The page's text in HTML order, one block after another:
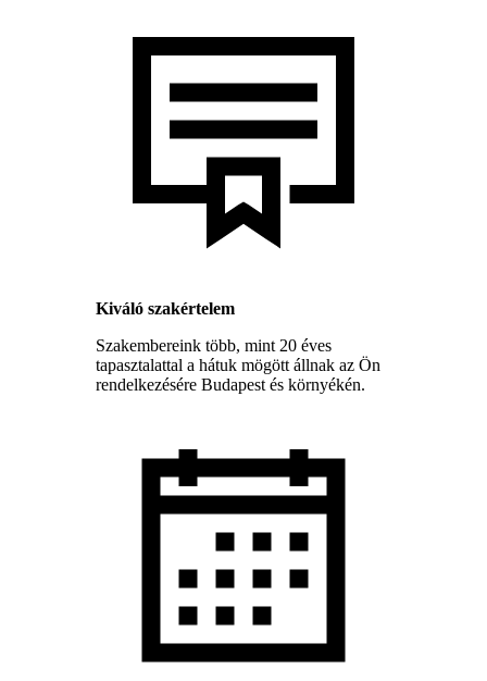
Kiváló szakértelem
Szakembereink több, mint 20 éves
tapasztalattal a hátuk mögött állnak az Ön
rendelkezésére Budapest és környékén.